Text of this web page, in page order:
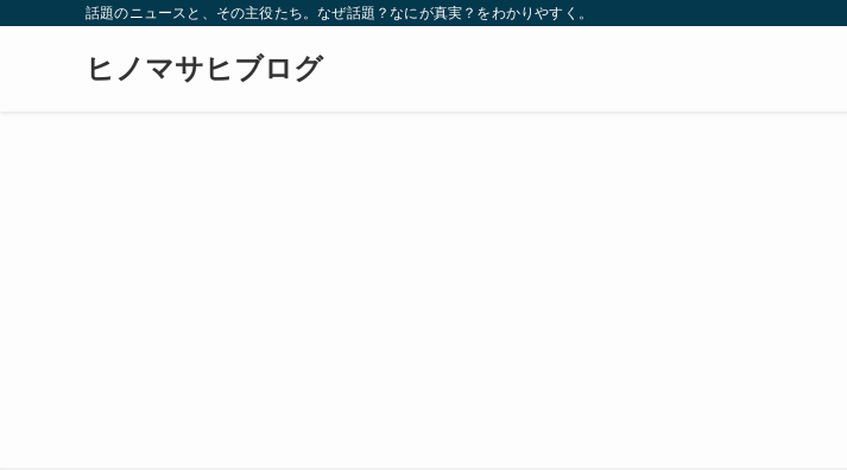
話題のニュースと、その主役たち。なぜ話題？なにが真実？をわかりやすく。
ヒノマサヒブログ